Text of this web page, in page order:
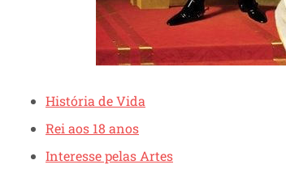
História de Vida
Rei aos 18 anos
Interesse pelas Artes